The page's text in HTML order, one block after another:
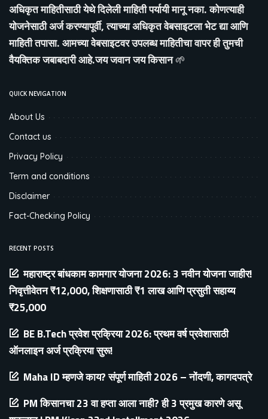
अधिकृत माहितीसाठी येथे दिलेली माहिती पर्यायी मानू नका. कोणत्याही
योजनेसाठी अर्ज करण्यापूर्वी, त्याच्या अधिकृत वेबसाइटला भेट द्या आणि
माहिती तपासा. आमच्या वेबसाइटवर उपलब्ध माहितीचा वापर ही तुमची
वैयक्तिक जबाबदारी आहे.जय जवान जय किसान🌱
QUICK NEVIGATION
About Us
Contact us
Privacy Policy
Term and conditions
Disclaimer
Fact-Checking Policy
RECENT POSTS
महाराष्ट्र बांधकाम कामगार योजना 2026: 3 नवीन योजना जाहीर!
निवृत्तीवेतन ₹12,000, शिक्षणासाठी ₹1 लाख आणि प्रसुती सहाय्य
₹25,000
BE B.Tech प्रवेश प्रक्रिया 2026: प्रथम वर्ष प्रवेशासाठी
ऑनलाइन अर्ज प्रक्रिया सुरू!
Maha ID म्हणजे काय? संपूर्ण माहिती 2026 – नोंदणी, कागदपत्रे
PM किसानचा 23 वा हप्ता आला नाही? ही 3 प्रमुख कारणे असू